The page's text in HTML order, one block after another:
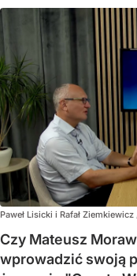
Paweł Lisicki i Rafał Ziemkiewicz
Czy Mateusz
wprowadzić swoją